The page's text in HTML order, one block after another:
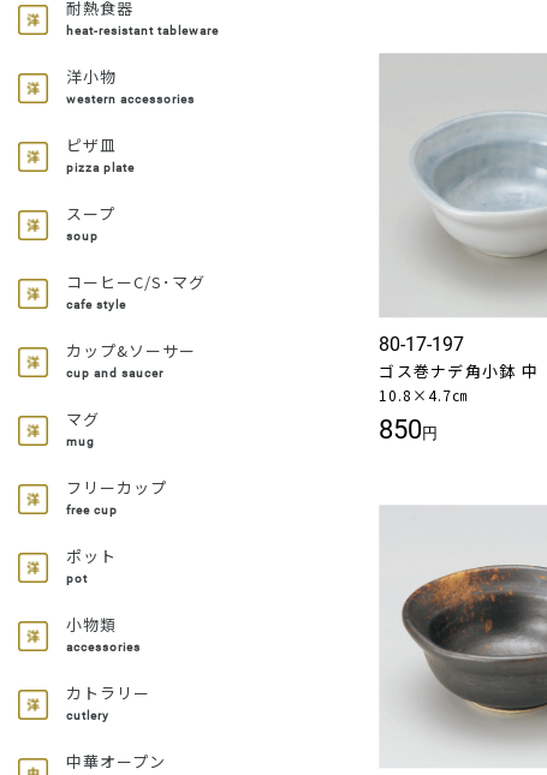
耐熱食器
heat-resistant tableware
洋小物
western accessories
ピザ皿
pizza plate
スープ
soup
コーヒーC/S･マグ
cafe style
カップ&ソーサー
cup and saucer
マグ
mug
フリーカップ
free cup
ポット
pot
小物類
accessories
カトラリー
cutlery
中華オープン
80-17-197
ゴス巻ナデ角小鉢 中
10.8×4.7㎝
850円